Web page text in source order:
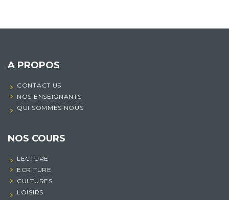
A PROPOS
CONTACT US
NOS ENSEIGNANTS
QUI SOMMES NOUS
NOS COURS
LECTURE
ECRITURE
CULTURES
LOISIRS